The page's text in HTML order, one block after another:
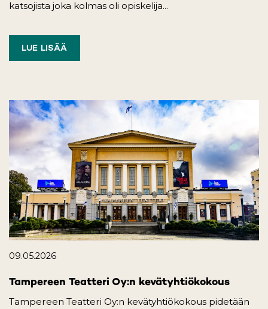
katsojista joka kolmas oli opiskelija...
LUE LISÄÄ
09.05.2026
Tampereen Teatteri Oy:n kevätyhtiökokous
Tampereen Teatteri Oy:n kevätyhtiökokous pidetään